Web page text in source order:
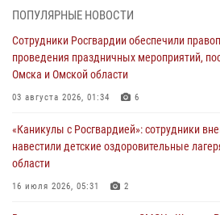
тренировка по управлению
30 июля 2026, 04:39 2
Росгвардия обеспечила безопасность
29 июля 2026, 01:49
Росгвардейцы приняли участие в
Руси в Омске
ПОПУЛЯРНЫЕ НОВОСТИ
Сотрудники Росгвардии обеспечили
проведения праздничных мероприятий,
Омска и Омской области
03 августа 2026, 01:34 6
«Каникулы с Росгвардией»: сотрудники
навестили детские оздоровительные
области
16 июля 2026, 05:31 2